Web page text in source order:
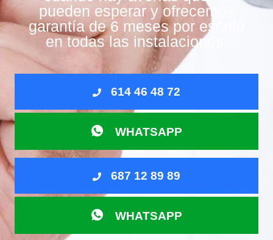
pueden esperar y ofrecemos
garantía de 6 meses por escrito
en todas las instalaciones.
614 46 48 72
WHATSAPP
687 12 89 89
WHATSAPP